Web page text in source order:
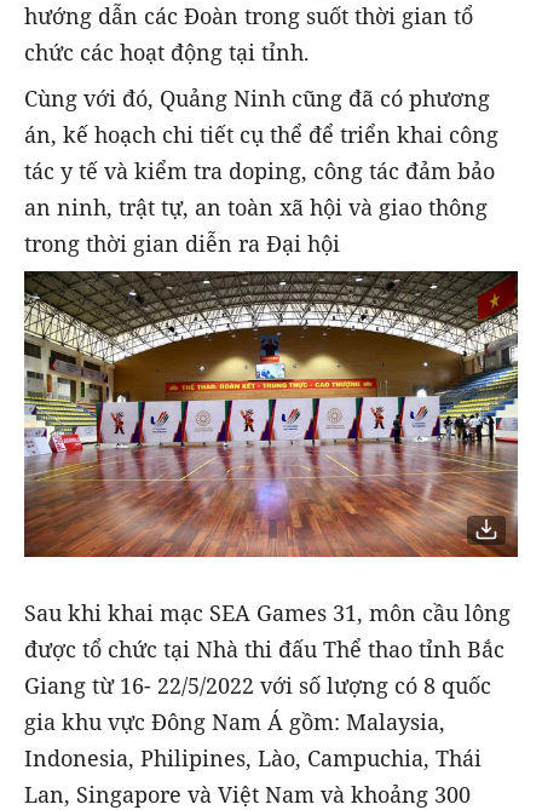
hướng dẫn các Đoàn trong suốt thời gian tổ
chức các hoạt động tại tỉnh.
Cùng với đó, Quảng Ninh cũng đã có phương
án, kế hoạch chi tiết cụ thể để triển khai công
tác y tế và kiểm tra doping, công tác đảm bảo
an ninh, trật tự, an toàn xã hội và giao thông
trong thời gian diễn ra Đại hội
Sau khi khai mạc SEA Games 31, môn cầu lông
được tổ chức tại Nhà thi đấu Thể thao tỉnh Bắc
Giang từ 16- 22/5/2022 với số lượng có 8 quốc
gia khu vực Đông Nam Á gồm: Malaysia,
Indonesia, Philipines, Lào, Campuchia, Thái
Lan, Singapore và Việt Nam và khoảng 300